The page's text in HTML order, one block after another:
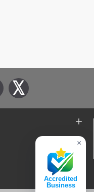
×
Accredited
Business